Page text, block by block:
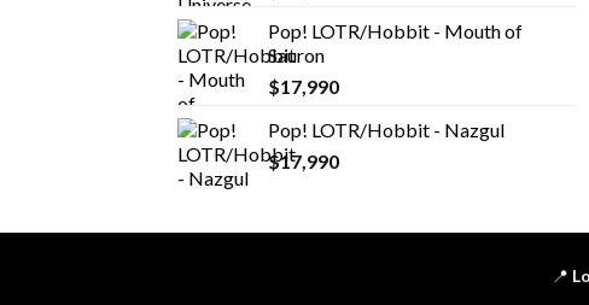
Pop! LOTR/Hobbit - Mouth of
Sauron
$17,990
Pop! LOTR/Hobbit - Nazgul
$17,990
📍